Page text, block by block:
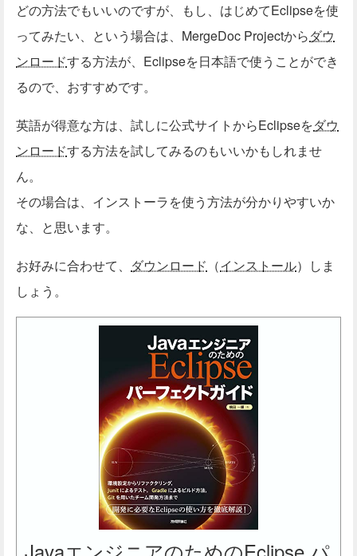
どの方法でもいいのですが、もし、はじめてEclipseを使
ってみたい、という場合は、MergeDoc Projectからダウ
ンロードする方法が、Eclipseを日本語で使うことができ
るので、おすすめです。
英語が得意な方は、試しに公式サイトからEclipseをダウ
ンロードする方法を試してみるのもいいかもしれませ
ん。
その場合は、インストーラを使う方法が分かりやすいか
な、と思います。
お好みに合わせて、 ダウンロード （インストール）しま
しょう。